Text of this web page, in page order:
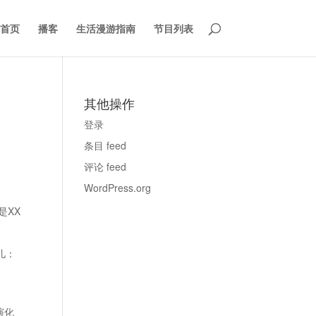
首页 播客 生活漫游指南 节目列表
XX
化
其他操作
登录
条目 feed
评论 feed
WordPress.org